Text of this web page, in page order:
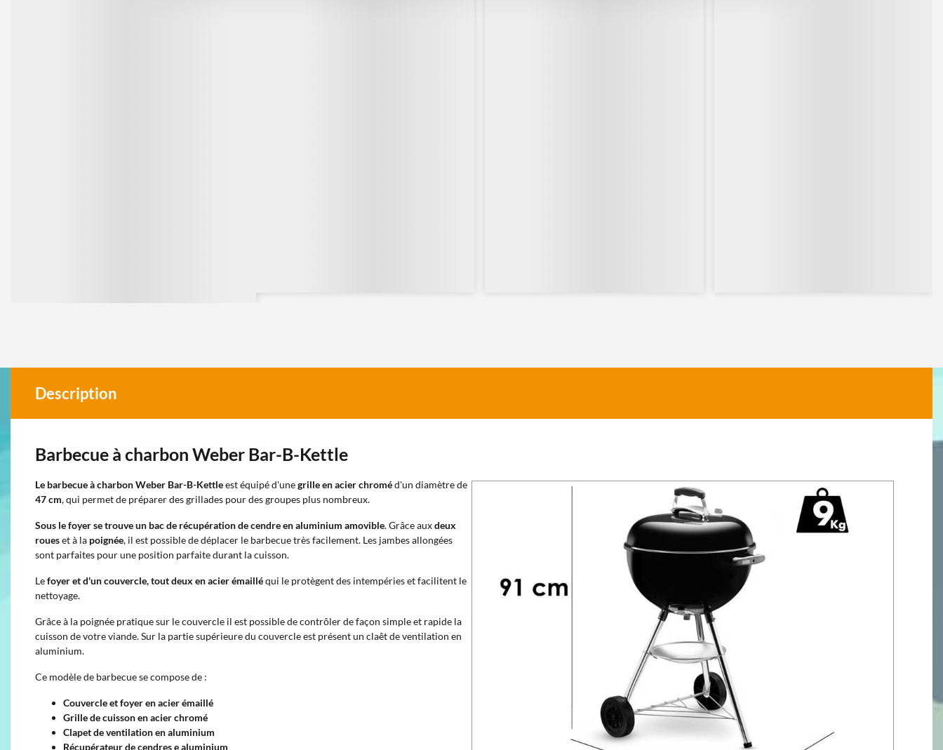
Description
Barbecue à charbon Weber Bar-B-Kettle
Le barbecue à charbon Weber Bar-B-Kettleest équipé d'unegrille en acier chroméd'un diamètre de
47 cm, qui permet de préparer des grillades pour des groupes plus nombreux.
Sous le foyer se trouve un bac de récupération de cendre en aluminium amovible. Grâce auxdeux
roueset à la poignée, il est possible de déplacer le barbecue très facilement. Les jambes allongées
sont parfaites pour une position parfaite durant la cuisson.
Lefoyer et d'un couvercle, tout deux en acier émailléqui le protègent des intempéries et facilitent le
nettoyage.
Grâce à la poignée pratique sur le couvercle il est possible de contrôler de façon simple et rapide la
cuisson de votre viande. Sur la partie supérieure du couvercle est présent un claêt de ventilation en
aluminium.
Ce modèle de barbecue se compose de :
Couvercle et foyer en acier émaillé
Grille de cuisson en acier chromé
Clapet de ventilation en aluminium
Récupérateur de cendres e aluminium